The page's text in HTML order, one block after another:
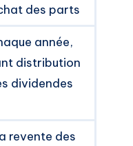
des parts
année,
distribution
dividendes
revente des